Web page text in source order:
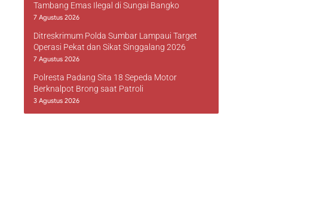
Tambang Emas Ilegal di Sungai Bangko
7 Agustus 2026
Ditreskrimum Polda Sumbar Lampaui Target
Operasi Pekat dan Sikat Singgalang 2026
7 Agustus 2026
Polresta Padang Sita 18 Sepeda Motor
Berknalpot Brong saat Patroli
3 Agustus 2026